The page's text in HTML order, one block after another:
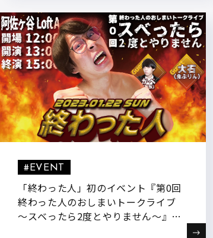
「終わった人」初のイベント『第0回
終わった人のおしまいトークライブ
～スベったら2度とやりません～』を
#EVENT